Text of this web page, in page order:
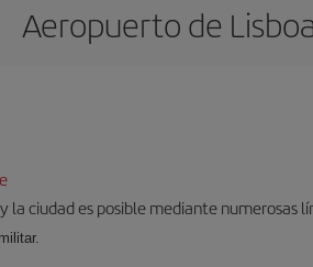
Aeropuerto de Lisboa
la ciudad es posible mediante numerosas